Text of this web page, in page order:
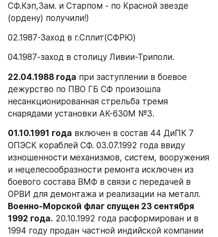
СФ.Кэп,Зам. и Старпом - по Красной звезде
(ордену) получили!)
02.1987-Заход в г.Сплит(СФРЮ)
04.1987-заход в столицу Ливии-Триполи.
22.04.1988 года при заступлении в боевое
дежурство по ПВО ГБ СФ произошла
несанкционированная стрельба тремя
снарядами установки АК-630М №3.
01.10.1991 года включен в состав 44 ДиПК 7
ОПЭСК кораблей СФ. 03.07.1992 года ввиду
изношенности механизмов, систем, вооружения
и нецелесообразности ремонта исключен из
боевого состава ВМФ в связи с передачей в
Военно-Морской флаг спущен 23 сентября
1992 года. 20.10.1992 года расформирован и в
1994 году продан частной индийской компании